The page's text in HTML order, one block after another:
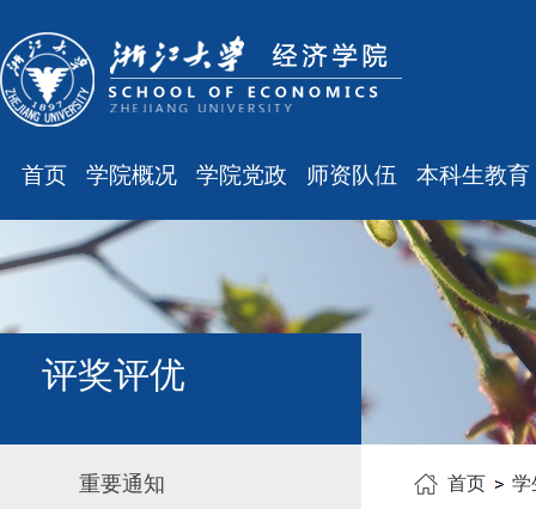
首页 学院概况
学院简介
现任领导
组织结构
学科设置
学院党政
会议通知
会议纪要
工会之声
师资队伍
最新消息
职称晋升
人事培训
博士后管理
本科生教育
最新消息
规章制度
课表、校历
主修专业确认
学籍管理
教学与教务
毕业论文
评奖评优
重要通知 首页 学